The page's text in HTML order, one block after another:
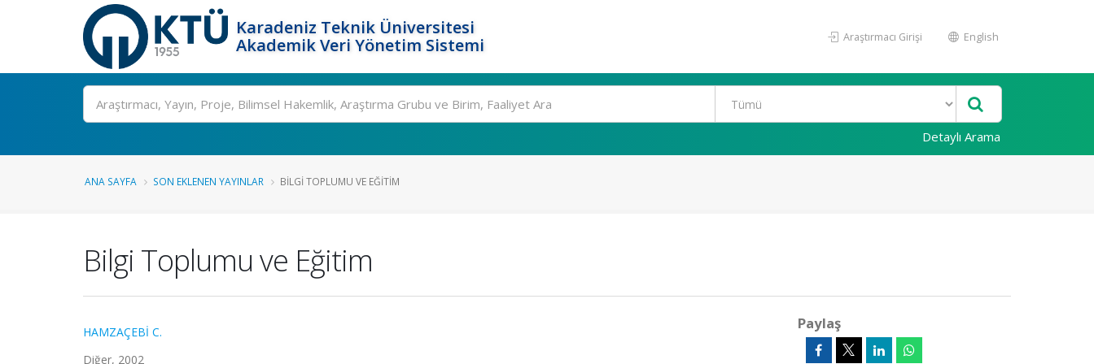
Karadeniz Teknik Üniversitesi
Akademik Veri Yönetim Sistemi
Araştırmacı Girişi English
Ara
Detaylı Arama
ANA SAYFA SON EKLENEN YAYINLAR BILGI TOPLUMU VE EĞITIM
Bilgi Toplumu ve Eğitim
HAMZAÇEBİ C.
Diğer, 2002
Paylaş